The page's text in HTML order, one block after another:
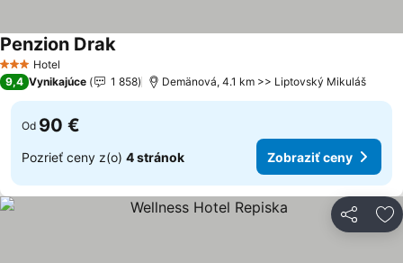
3 Počet hviezdičiek
Hotel
Penzion Drak
9,4 Vynikajúce 1 858 Demänová, 4.1 km >> Liptovský Mikuláš
Od 90 €
Pozrieť ceny z(o) 4 stránok Zobraziť ceny
Zdieľať